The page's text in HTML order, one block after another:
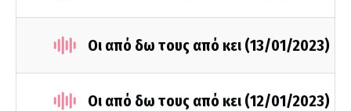
Οι από δω τους από κει (13/01/2023)
Οι από δω τους από κει (12/01/2023)